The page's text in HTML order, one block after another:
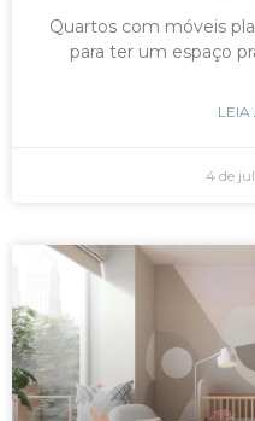
Quartos com móveis
para ter um espaço
LEIA
4 de